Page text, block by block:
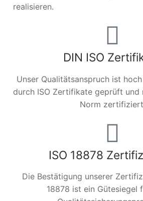
realisieren.
DIN ISO
Unser Qualitätsanspruch ist
durch ISO Zertifikate geprüft und
Norm
ISO 18878
Die Bestätigung unserer
18878 ist ein Gütesiegel